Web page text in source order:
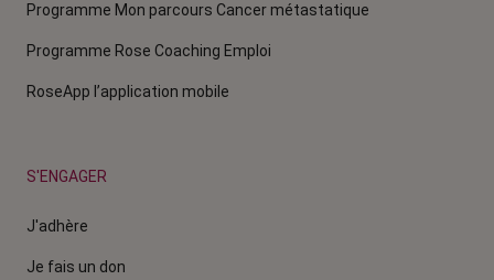
Programme Mon parcours Cancer métastatique
Programme Rose Coaching Emploi
RoseApp l’application mobile
S'ENGAGER
J'adhère
Je fais un don